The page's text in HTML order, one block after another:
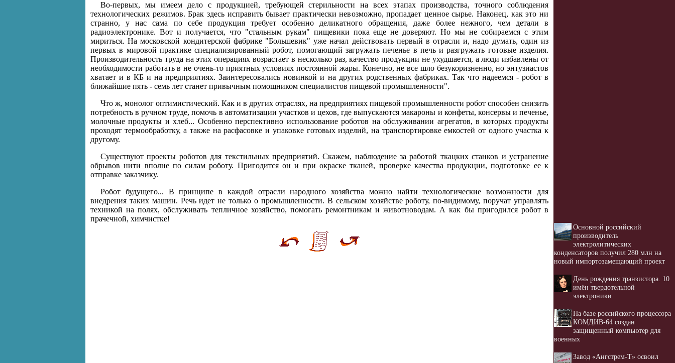
Во-первых, мы имеем дело с продукцией, требующей стерильности на всех этапах производства, точного соблюдения
технологических режимов. Брак здесь исправить бывает практически невозможно, пропадает ценное сырье. Наконец, как это ни
странно, у нас сама по себе продукция требует особенно деликатного обращения, даже более нежного, чем детали в
радиоэлектронике. Вот и получается, что "стальным рукам" пищевики пока еще не доверяют. Но мы не собираемся с этим
мириться. На московской кондитерской фабрике "Большевик" уже начал действовать первый в отрасли и, надо думать, один из
первых в мировой практике специализированный робот, помогающий загружать печенье в печь и разгружать готовые изделия.
Производительность труда на этих операциях возрастает в несколько раз, качество продукции не ухудшается, а люди избавлены от
необходимости работать в не очень-то приятных условиях постоянной жары. Конечно, не все шло безукоризненно, но энтузиастов
хватает и в КБ и на предприятиях. Заинтересовались новинкой и на других родственных фабриках. Так что надеемся - робот в
ближайшие пять - семь лет станет привычным помощником специалистов пищевой промышленности".
Что ж, монолог оптимистический. Как и в других отраслях, на предприятиях пищевой промышленности робот способен снизить
потребность в ручном труде, помочь в автоматизации участков и цехов, где выпускаются макароны и конфеты, консервы и печенье,
молочные продукты и хлеб... Особенно перспективно использование роботов на обслуживании агрегатов, в которых продукты
проходят термообработку, а также на расфасовке и упаковке готовых изделий, на транспортировке емкостей от одного участка к
другому.
Существуют проекты роботов для текстильных предприятий. Скажем, наблюдение за работой ткацких станков и устранение
обрывов нити вполне по силам роботу. Пригодится он и при окраске тканей, проверке качества продукции, подготовке ее к
отправке заказчику.
Робот будущего... В принципе в каждой отрасли народного хозяйства можно найти технологические возможности для
внедрения таких машин. Речь идет не только о промышленности. В сельском хозяйстве роботу, по-видимому, поручат управлять
техникой на полях, обслуживать тепличное хозяйство, помогать ремонтникам и животноводам. А как бы пригодился робот в
прачечной, химчистке!
Основной российский
производитель
электролитических
конденсаторов получил 280 млн на
новый импортозамещающий проект
День рождения транзистора. 10
имён твердотельной
электроники
На базе российского процессора
КОМДИВ-64 создан
защищенный компьютер для
военных
Завод «Ангстрем-Т» освоил